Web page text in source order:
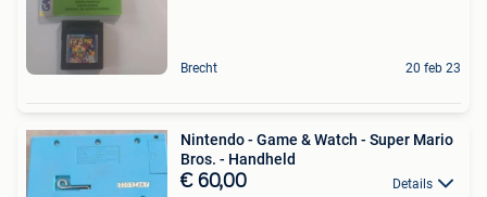
Brecht 20 feb 23
Nintendo - Game & Watch - Super Mario
Bros. - Handheld
€ 60,00 Details